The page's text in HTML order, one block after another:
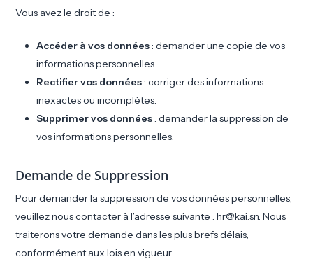
Vous avez le droit de :
Accéder à vos données: demander une copie de vos
informations personnelles.
Rectifier vos données: corriger des informations
inexactes ou incomplètes.
Supprimer vos données: demander la suppression de
vos informations personnelles.
Demande de Suppression
Pour demander la suppression de vos données personnelles,
veuillez nous contacter à l’adresse suivante : hr@kai.sn. Nous
traiterons votre demande dans les plus brefs délais,
conformément aux lois en vigueur.